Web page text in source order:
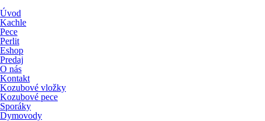
Úvod
Kachle
Pece
Perlit
Eshop
Predaj
O nás
Kontakt
Kozubové vložky
Kozubové pece
Sporáky
Dymovody